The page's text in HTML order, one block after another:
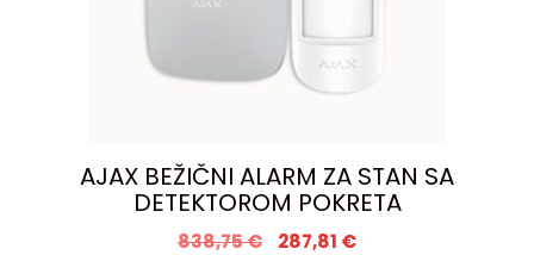
AJAX BEŽIČNI ALARM ZA STAN SA
DETEKTOROM POKRETA
838,75€ 287,81 €